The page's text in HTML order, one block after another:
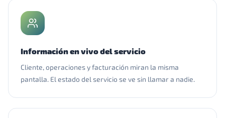
Información en vivo del servicio
Cliente, operaciones y facturación miran la misma
pantalla. El estado del servicio se ve sin llamar a nadie.